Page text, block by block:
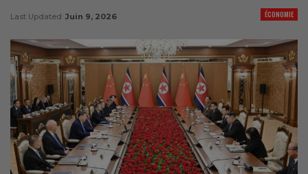
ÉCONOMIE
Last Updated Juin 9, 2026